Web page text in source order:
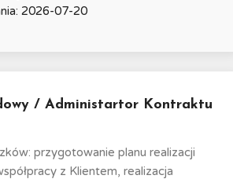
2026-07-20
/ Administartor Kontraktu
przygotowanie planu realizacji
z Klientem, realizacja